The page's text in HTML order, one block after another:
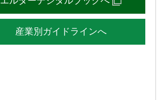
産業別ガイドラインへ